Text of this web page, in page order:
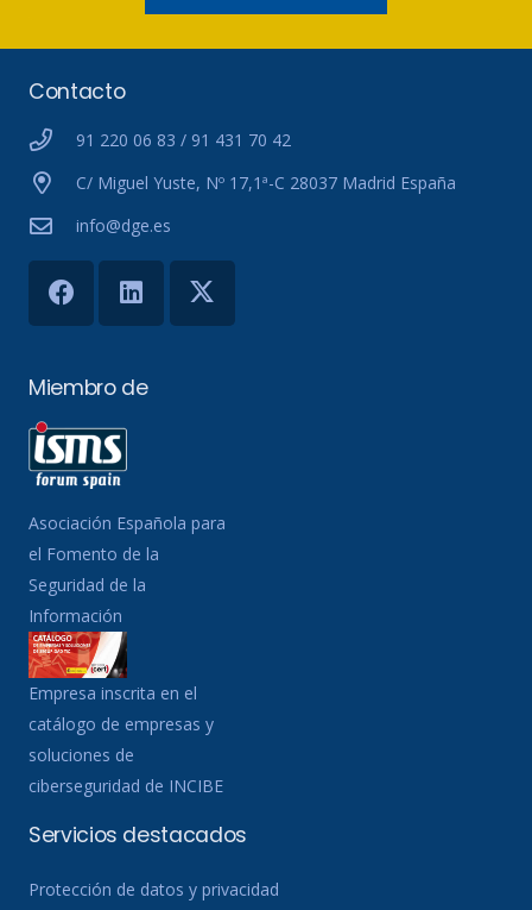
Contacto
91 220 06 83 / 91 431 70 42
C/ Miguel Yuste, Nº 17,1ª-C 28037 Madrid España
info@dge.es
Miembro de
Asociación Española para
el Fomento de la
Seguridad de la
Información
Empresa inscrita en el
catálogo de empresas y
soluciones de
ciberseguridad de INCIBE
Servicios destacados
Protección de datos y privacidad